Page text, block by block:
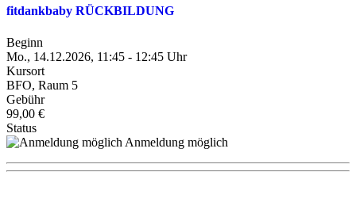
fitdankbaby RÜCKBILDUNG
Beginn
Mo., 14.12.2026, 11:45 - 12:45 Uhr
Kursort
BFO, Raum 5
Gebühr
99,00 €
Status
Anmeldung möglich